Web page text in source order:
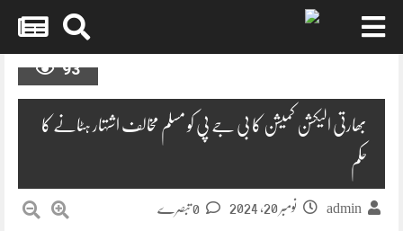
93
بھارتی الیکشن کمیشن کا بی جے پی کو مسلم مخالف اشتہار ہٹانے کا
حکم
admin نومبر 20, 2024